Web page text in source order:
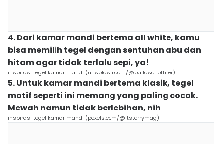
4. Dari kamar mandi bertema all white, kamu
bisa memilih tegel dengan sentuhan abu dan
hitam agar tidak terlalu sepi, ya!
inspirasi tegel kamar mandi (unsplash.com/@ballaschottner)
5. Untuk kamar mandi bertema klasik, tegel
motif seperti ini memang yang paling cocok.
Mewah namun tidak berlebihan, nih
inspirasi tegel kamar mandi (pexels.com/@itsterrymag)